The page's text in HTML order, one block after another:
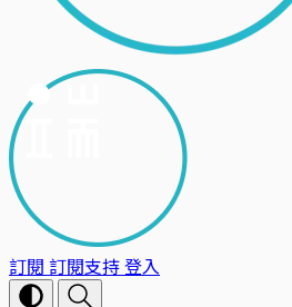
訂閱 訂閱支持登入